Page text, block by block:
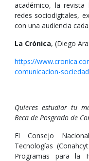
académico, la
redes sociodigitales,
con una audiencia
La Crónica, (Diego
https://
comunicacion-
Quieres estudiar tu
Beca de Posgrado de
El Consejo
Tecnologías
Programas para la